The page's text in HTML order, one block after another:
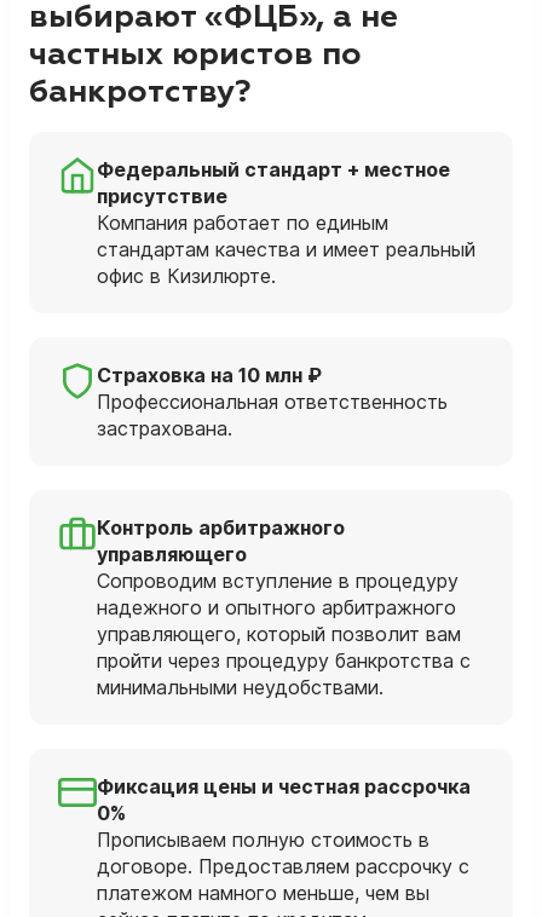
выбирают «ФЦБ», а не
частных юристов по
банкротству?
Федеральный стандарт + местное
присутствие
Компания работает по единым
стандартам качества и имеет реальный
офис в Кизилюрте.
Страховка на 10 млн ₽
Профессиональная ответственность
застрахована.
Контроль арбитражного
управляющего
Сопроводим вступление в процедуру
надежного и опытного арбитражного
управляющего, который позволит вам
пройти через процедуру банкротства с
минимальными неудобствами.
Фиксация цены и честная рассрочка
0%
Прописываем полную стоимость в
договоре. Предоставляем рассрочку с
платежом намного меньше, чем вы